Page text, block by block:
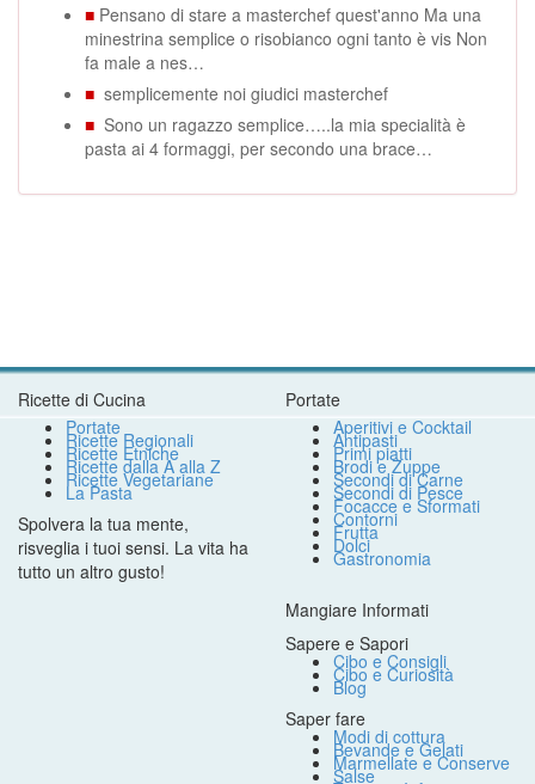
■ Pensano di stare a masterchef quest'anno Ma una
minestrina semplice o risobianco ogni tanto è vis Non
fa male a nes…
■ semplicemente noi giudici masterchef
■ Sono un ragazzo semplice…..la mia specialità è
pasta ai 4 formaggi, per secondo una brace…
Ricette di Cucina
Portate
Ricette Regionali
Ricette Etniche
Ricette dalla A alla Z
Ricette Vegetariane
La Pasta
Spolvera la tua mente,
risveglia i tuoi sensi. La vita ha
tutto un altro gusto!
Portate
Aperitivi e Cocktail
Antipasti
Primi piatti
Brodi e Zuppe
Secondi di Carne
Secondi di Pesce
Focacce e Sformati
Contorni
Frutta
Dolci
Gastronomia
Mangiare Informati
Sapere e Sapori
Cibo e Consigli
Cibo e Curiosità
Blog
Saper fare
Modi di cottura
Bevande e Gelati
Marmellate e Conserve
Salse